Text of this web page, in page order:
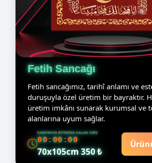
Fetih Sancağı
Fetih sancağımız, tarihî anlamı ve
duruşuyla özel üretim bir bayraktır.
üretim imkânı sunarak kurumsal ve
alanlarına uyum sağlar.
KAMPANYA BITIMINE KALAN SÜRE
00:00:00
70x105cm 350 ₺